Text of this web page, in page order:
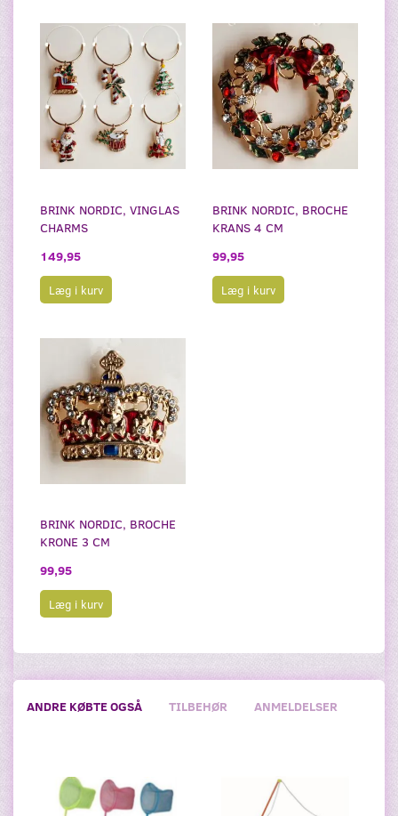
BRINK NORDIC, VINGLAS
CHARMS
149,95
Læg i kurv
BRINK NORDIC, BROCHE
KRANS 4 CM
99,95
Læg i kurv
BRINK NORDIC, BROCHE
KRONE 3 CM
99,95
Læg i kurv
ANDRE KØBTE OGSÅ TILBEHØR ANMELDELSER